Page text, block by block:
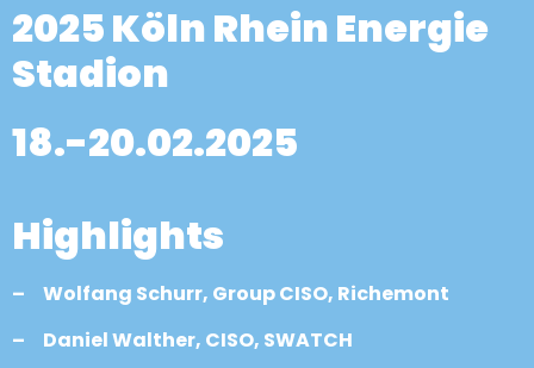
2025 KölnRhein Energie
Stadion
18.-20.02.2025
Highlights
– Wolfang Schurr, Group CISO, Richemont
– Daniel Walther, CISO, SWATCH